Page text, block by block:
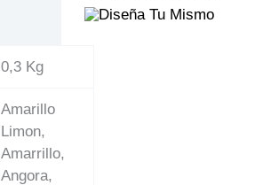
0,3 Kg
Amarillo
Limon,
Amarrillo,
Angora,